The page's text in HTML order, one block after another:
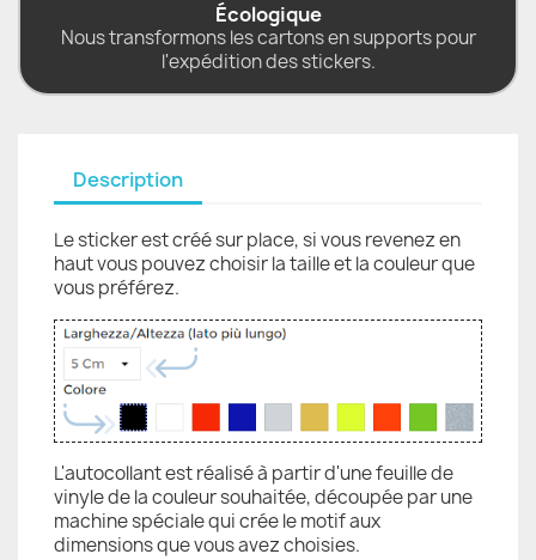
Écologique
Nous transformons les cartons en supports pour
l'expédition des stickers.
Description
Le sticker est créé sur place, si vous revenez en
haut vous pouvez choisir la taille et la couleur que
vous préférez.
L'autocollant est réalisé à partir d'une feuille de
vinyle de la couleur souhaitée, découpée par une
machine spéciale qui crée le motif aux
dimensions que vous avez choisies.